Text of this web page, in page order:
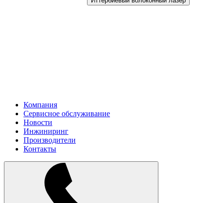
Компания
Сервисное обслуживание
Новости
Инжиниринг
Производители
Контакты